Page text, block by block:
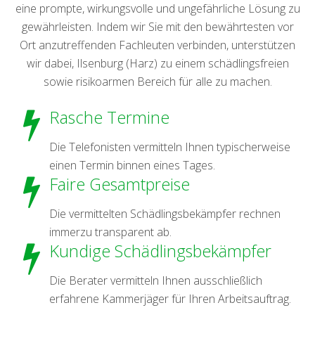
eine prompte, wirkungsvolle und ungefährliche Lösung zu
gewährleisten. Indem wir Sie mit den bewährtesten vor
Ort anzutreffenden Fachleuten verbinden, unterstützen
wir dabei, Ilsenburg (Harz) zu einem schädlingsfreien
sowie risikoarmen Bereich für alle zu machen.
Rasche Termine
Die Telefonisten vermitteln Ihnen typischerweise
einen Termin binnen eines Tages.
Faire Gesamtpreise
Die vermittelten Schädlingsbekämpfer rechnen
immerzu transparent ab.
Kundige Schädlingsbekämpfer
Die Berater vermitteln Ihnen ausschließlich
erfahrene Kammerjäger für Ihren Arbeitsauftrag.